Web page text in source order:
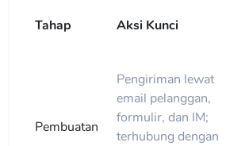
Tahap Aksi Kunci
Pembuatan
Pengiriman lewat
email pelanggan,
formulir, dan IM;
terhubung dengan